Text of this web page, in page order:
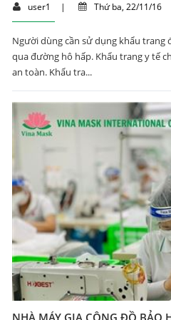
user1 | Thứ ba, 22/11/16
Người dùng cần sử dụng khẩu trang
qua đường hô hấp. Khẩu trang y tế
an toàn. Khẩu tra...